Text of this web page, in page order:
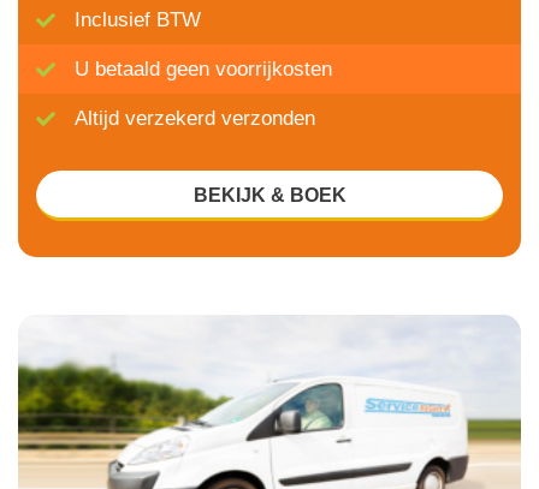
Inclusief BTW
U betaald geen voorrijkosten
Altijd verzekerd verzonden
BEKIJK & BOEK